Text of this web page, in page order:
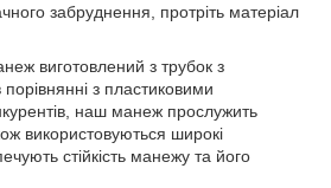
забруднення, протріть матеріал
виготовлений з трубок з
порівнянні з пластиковими
наш манеж прослужить
використовуються широкі
стійкість манежу та його